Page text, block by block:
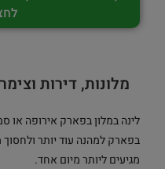
מלונות, דירות
לינה במלון בפארק אירופה או
בפארק למהנה עוד יותר
מגיעים ליותר מיום אחד.